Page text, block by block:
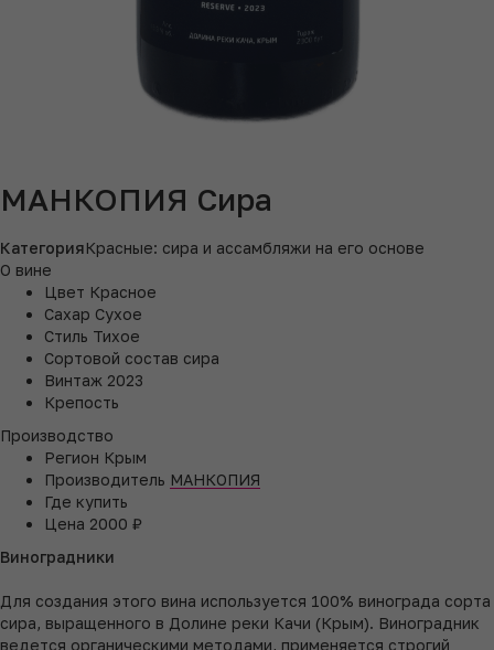
МАНКОПИЯ Сира
КатегорияКрасные: сира и ассамбляжи на его основе
О вине
Цвет Красное
Сахар Сухое
Стиль Тихое
Сортовой состав сира
Винтаж 2023
Крепость
Производство
Регион Крым
Производитель МАНКОПИЯ
Где купить
Цена 2000 ₽
Виноградники
Для создания этого вина используется 100% винограда сорта
сира, выращенного в Долине реки Качи (Крым). Виноградник
ведется органическими методами, применяется строгий